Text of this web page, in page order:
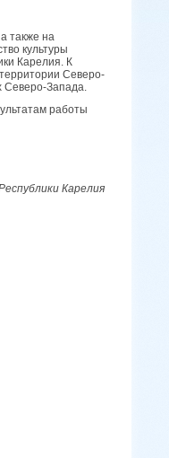
также на
культуры
Карелия. К
Северо-
Северо-Запада.
работы
Карелия